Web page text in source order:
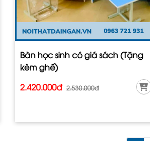
Bàn học sinh có giá sách (Tặng
kèm ghế)
2.420.000đ 2.530.000đ